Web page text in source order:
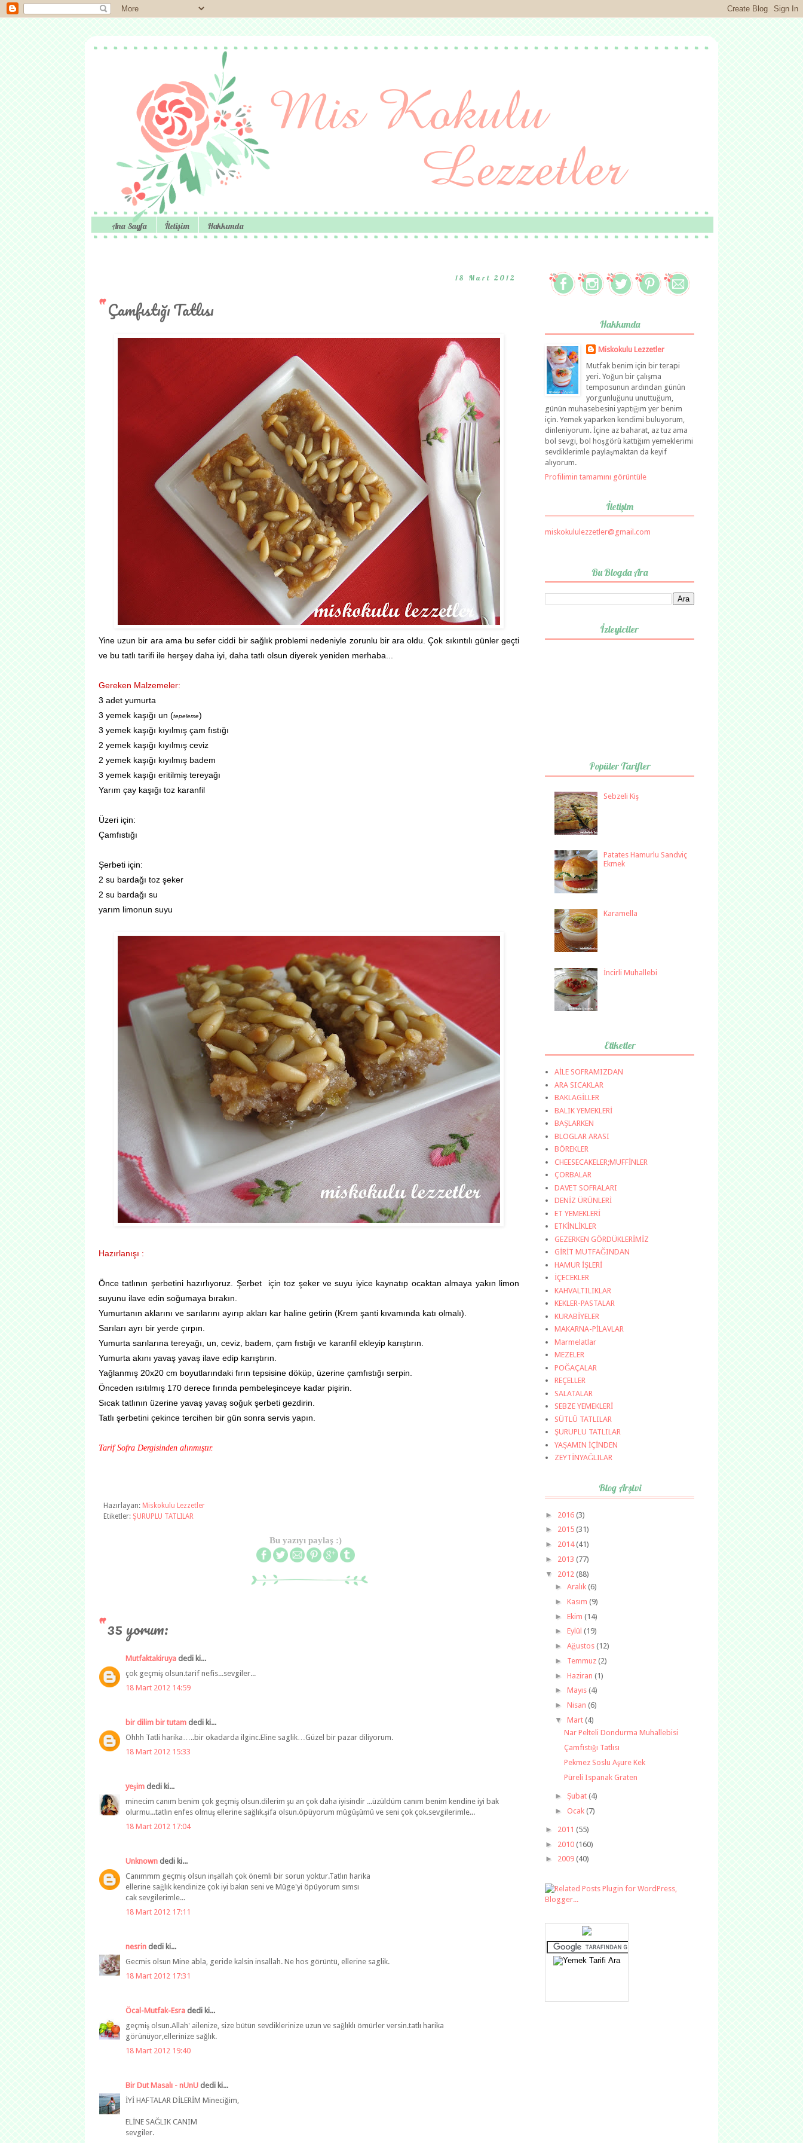
Ana Sayfa İletişim Hakkımda
18 Mart 2012
Çamfıstığı Tatlısı
Yine uzun bir ara ama bu sefer ciddi bir sağlık problemi nedeniyle zorunlu bir ara oldu. Çok sıkıntılı günler geçti
ve bu tatlı tarifi ile herşey daha iyi, daha tatlı olsun diyerek yeniden merhaba...
Gereken Malzemeler:
3 adet yumurta
3 yemek kaşığı un (tepeleme)
3 yemek kaşığı kıyılmış çam fıstığı
2 yemek kaşığı kıyılmış ceviz
2 yemek kaşığı kıyılmış badem
3 yemek kaşığı eritilmiş tereyağı
Yarım çay kaşığı toz karanfil
Üzeri için:
Çamfıstığı
Şerbeti için:
2 su bardağı toz şeker
2 su bardağı su
yarım limonun suyu
Hazırlanışı :
Önce tatlının şerbetini hazırlıyoruz. Şerbet için toz şeker ve suyu iyice kaynatıp ocaktan almaya yakın limon
suyunu ilave edin soğumaya bırakın.
Yumurtanın aklarını ve sarılarını ayırıp akları kar haline getirin (Krem şanti kıvamında katı olmalı).
Sarıları ayrı bir yerde çırpın.
Yumurta sarılarına tereyağı, un, ceviz, badem, çam fıstığı ve karanfil ekleyip karıştırın.
Yumurta akını yavaş yavaş ilave edip karıştırın.
Yağlanmış 20x20 cm boyutlarındaki fırın tepsisine döküp, üzerine çamfıstığı serpin.
Önceden ısıtılmış 170 derece fırında pembeleşinceye kadar pişirin.
Sıcak tatlının üzerine yavaş yavaş soğuk şerbeti gezdirin.
Tatlı şerbetini çekince tercihen bir gün sonra servis yapın.
Tarif Sofra Dergisinden alınmıştır.
Hazırlayan: Miskokulu Lezzetler
Etiketler: ŞURUPLU TATLILAR
Bu yazıyı paylaş :)
35 yorum:
Mutfaktakiruya dedi ki...
çok geçmiş olsun.tarif nefis...sevgiler...
18 Mart 2012 14:59
bir dilim bir tutam dedi ki...
Ohhh Tatli harika…..bir okadarda ilginc.Eline saglik…Güzel bir pazar diliyorum.
18 Mart 2012 15:33
yeşim dedi ki...
minecim canım benim çok geçmiş olsun.dilerim şu an çok daha iyisindir ...üzüldüm canım benim kendine iyi bak
olurmu...tatlın enfes olmuş ellerine sağlık.şifa olsun.öpüyorum mügüşümü ve seni çok çok.sevgilerimle...
18 Mart 2012 17:04
Unknown dedi ki...
Canımmm geçmiş olsun inşallah çok önemli bir sorun yoktur.Tatlın harika
ellerine sağlık kendinize çok iyi bakın seni ve Müge'yi öpüyorum sımsı
cak sevgilerimle...
18 Mart 2012 17:11
nesrin dedi ki...
Gecmis olsun Mine abla, geride kalsin insallah. Ne hos görüntü, ellerine saglik.
18 Mart 2012 17:31
Öcal-Mutfak-Esra dedi ki...
geçmiş olsun.Allah' ailenize, size bütün sevdiklerinize uzun ve sağlıklı ömürler versin.tatlı harika
görünüyor,ellerinize sağlık.
18 Mart 2012 19:40
Bir Dut Masalı - nUnU dedi ki...
İYİ HAFTALAR DİLERİM Mineciğim,
ELİNE SAĞLIK CANIM
sevgiler.
Hakkımda
Miskokulu Lezzetler
Mutfak benim için bir terapi
yeri. Yoğun bir çalışma
temposunun ardından günün
yorgunluğunu unuttuğum,
günün muhasebesini yaptığım yer benim
için. Yemek yaparken kendimi buluyorum,
dinleniyorum. İçine az baharat, az tuz ama
bol sevgi, bol hoşgörü kattığım yemeklerimi
sevdiklerimle paylaşmaktan da keyif
alıyorum.
Profilimin tamamını görüntüle
İletişim
miskokululezzetler@gmail.com
Bu Blogda Ara
İzleyiciler
Popüler Tarifler
Sebzeli Kiş
Patates Hamurlu Sandviç
Ekmek
Karamella
İncirli Muhallebi
Etiketler
AİLE SOFRAMIZDAN
ARA SICAKLAR
BAKLAGİLLER
BALIK YEMEKLERİ
BAŞLARKEN
BLOGLAR ARASI
BÖREKLER
CHEESECAKELER;MUFFİNLER
ÇORBALAR
DAVET SOFRALARI
DENİZ ÜRÜNLERİ
ET YEMEKLERİ
ETKİNLİKLER
GEZERKEN GÖRDÜKLERİMİZ
GİRİT MUTFAĞINDAN
HAMUR İŞLERİ
İÇECEKLER
KAHVALTILIKLAR
KEKLER-PASTALAR
KURABİYELER
MAKARNA-PİLAVLAR
Marmelatlar
MEZELER
POĞAÇALAR
REÇELLER
SALATALAR
SEBZE YEMEKLERİ
SÜTLÜ TATLILAR
ŞURUPLU TATLILAR
YAŞAMIN İÇİNDEN
ZEYTİNYAĞLILAR
Blog Arşivi
► 2016 (3)
► 2015 (31)
► 2014(41)
► 2013 (77)
▼ 2012 (88)
► Aralık (6)
► Kasım (9)
► Ekim (14)
► Eylül (19)
► Ağustos (12)
► Temmuz (2)
► Haziran (1)
► Mayıs (4)
► Nisan (6)
▼ Mart (4)
Nar Pelteli Dondurma Muhallebisi
Çamfıstığı Tatlısı
Pekmez Soslu Aşure Kek
Püreli Ispanak Graten
► Şubat (4)
► Ocak (7)
► 2011 (55)
► 2010 (160)
► 2009 (40)